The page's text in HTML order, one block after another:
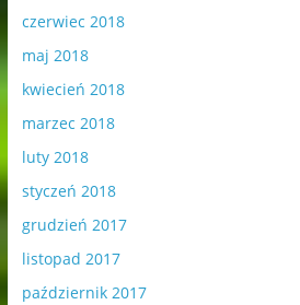
czerwiec 2018
maj 2018
kwiecień 2018
marzec 2018
luty 2018
styczeń 2018
grudzień 2017
listopad 2017
październik 2017